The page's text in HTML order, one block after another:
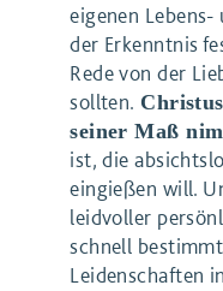
eigenen Lebens-
der Erkenntnis
Rede von der
sollten.
seiner Maß
ist, die
eingießen will.
leidvoller
schnell
Leidenschaften